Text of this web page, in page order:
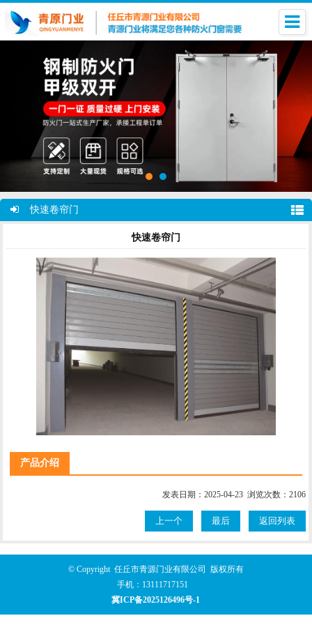
快速卷帘门
快速卷帘门
产品介绍
发表日期：2025-04-23 浏览次数：2106
上一个 最后 返回列表
© Copyright 任丘市青源门业有限公司 版权所有
手机： 13111717151
冀ICP备2025126496号-1